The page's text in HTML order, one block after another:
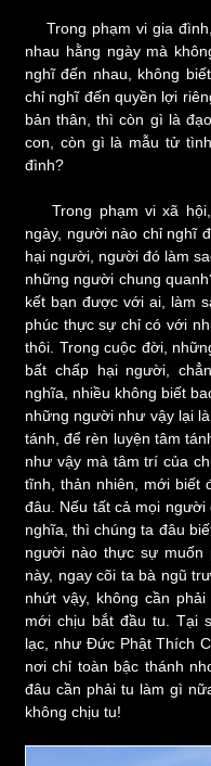
Trong phạm vi gia
nhau hằng ngày mà
nghĩ đến nhau, không
chỉ nghĩ đến quyền lợi
bản thân, thì còn gì là
con, còn gì là mẫu tử
đình?
Trong phạm vi xã hội,
ngày, người nào chỉ nghĩ
hại người, người đó làm
những người chung
kết bạn được với ai, làm
phúc thực sự chỉ có với
thôi. Trong cuộc đời,
bất chấp hại người,
nghĩa, nhiều không biết
những người như vậy lại
tánh, để rèn luyện tâm
như vậy mà tâm trí của
tĩnh, thản nhiên, mới biết
đâu. Nếu tất cả mọi
nghĩa, thì chúng ta đâu
người nào thực sự
này, ngay cõi ta bà ngũ
nhứt vậy, không cần
mới chịu bắt đầu tu. Tại
lạc, như Đức Phật Thích
nơi chỉ toàn bậc thánh
đâu cần phải tu làm gì
không chịu tu!